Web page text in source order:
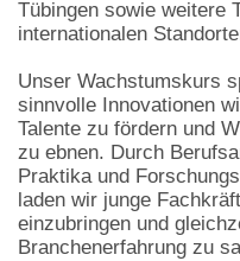
Tübingen sowie weitere
internationalen
Unser Wachstumskurs
sinnvolle Innovationen
Talente zu fördern und
zu ebnen. Durch
Praktika und
laden wir junge
einzubringen und
Branchenerfahrung zu